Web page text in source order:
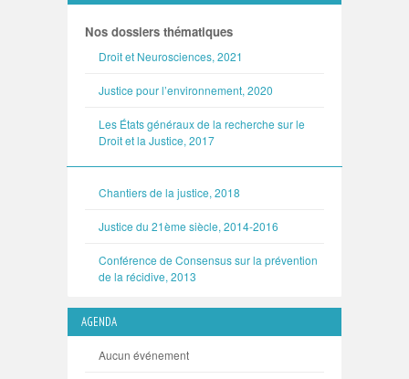
Nos dossiers thématiques
Droit et Neurosciences, 2021
Justice pour l’environnement, 2020
Les États généraux de la recherche sur le
Droit et la Justice, 2017
Chantiers de la justice, 2018
Justice du 21ème siècle, 2014-2016
Conférence de Consensus sur la prévention
de la récidive, 2013
AGENDA
Aucun événement